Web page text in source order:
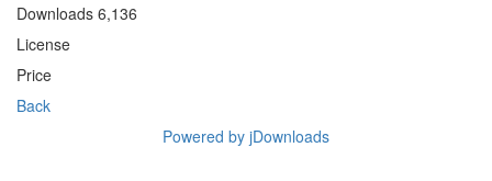
Downloads 6,136
License
Price
Back
Powered by jDownloads